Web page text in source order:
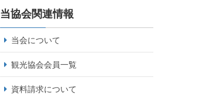
当協会関連情報
当会について
観光協会会員一覧
資料請求について